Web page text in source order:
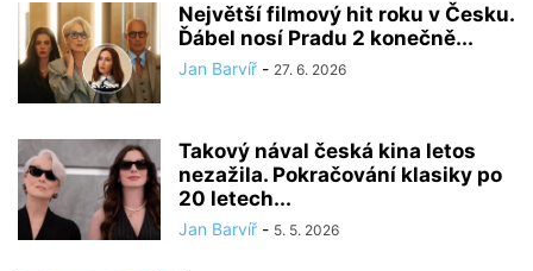
Největší filmový hit roku v Česku.
Ďábel nosí Pradu 2 konečně...
Jan Barvíř - 27. 6. 2026
Takový nával česká kina letos
nezažila. Pokračování klasiky po
20 letech...
Jan Barvíř - 5. 5. 2026